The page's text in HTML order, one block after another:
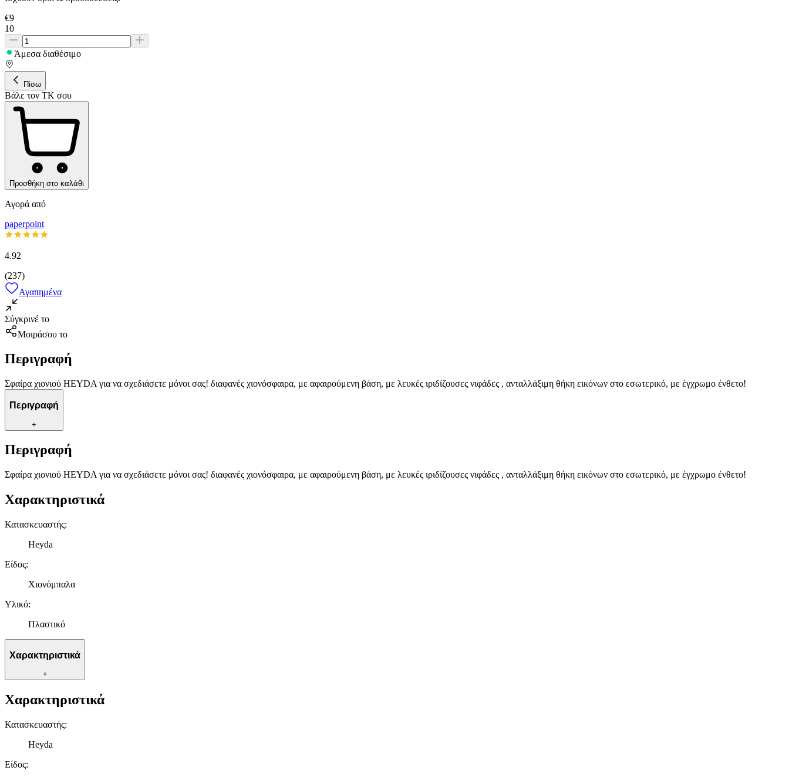
€9
10
Άμεσα διαθέσιμο
Πίσω
Βάλε τον ΤΚ σου
Προσθήκη στο καλάθι
Αγορά από
paperpoint
4.92
(237)
Αγαπημένα
Σύγκρινέ το
Μοιράσου το
Περιγραφή
Σφαίρα χιονιού HEYDA για να σχεδιάσετε μόνοι σας! διαφανές χιονόσφαιρα, με αφαιρούμενη βάση, με λευκές ιριδίζουσες νιφάδες , ανταλλάξιμη θήκη εικόνων στο εσωτερικό, με έγχρωμο ένθετο!
Περιγραφή
+
Περιγραφή
Σφαίρα χιονιού HEYDA για να σχεδιάσετε μόνοι σας! διαφανές χιονόσφαιρα, με αφαιρούμενη βάση, με λευκές ιριδίζουσες νιφάδες , ανταλλάξιμη θήκη εικόνων στο εσωτερικό, με έγχρωμο ένθετο!
Χαρακτηριστικά
Κατασκευαστής:
Heyda
Είδος:
Χιονόμπαλα
Υλικό:
Πλαστικό
Χαρακτηριστικά
+
Χαρακτηριστικά
Κατασκευαστής:
Heyda
Είδος: